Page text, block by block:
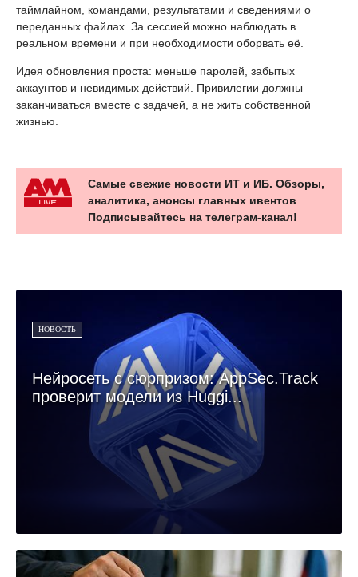
таймлайном, командами, результатами и сведениями о
переданных файлах. За сессией можно наблюдать в
реальном времени и при необходимости оборвать её.
Идея обновления проста: меньше паролей, забытых
аккаунтов и невидимых действий. Привилегии должны
заканчиваться вместе с задачей, а не жить собственной
жизнью.
Самые свежие новости ИТ и ИБ. Обзоры,
аналитика, анонсы главных ивентов
Подписывайтесь на телеграм-канал!
НОВОСТЬ
Нейросеть с сюрпризом: AppSec.Track
проверит модели из Huggi...